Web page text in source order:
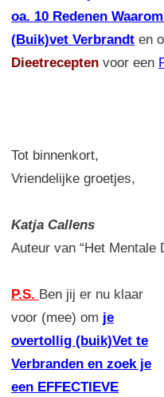
oa. 10 Redenen
(Buik)vet Verbrandt en
Dieetrecepten voor een
Tot binnenkort,
Vriendelijke groetjes,
Katja Callens
Auteur van “Het Mentale
P.S. Ben jij er nu klaar
voor (mee) om je
overtollig (buik)Vet te
Verbranden en zoek je
een EFFECTIEVE